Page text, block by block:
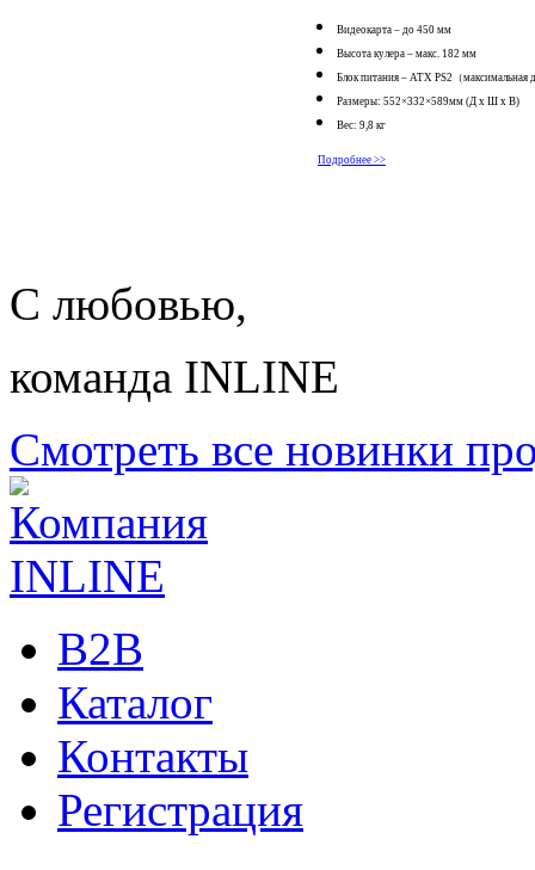
Видеокарта – до 450 мм
Высота кулера – макс. 182 мм
Блок питания – ATX PS2（максимальная
Размеры: 552×332×589мм (Д х Ш х В)
Вес: 9,8 кг
Подробнее >>
С любовью,
команда INLINE
Смотреть все новинки
B2B
Каталог
Контакты
Регистрация